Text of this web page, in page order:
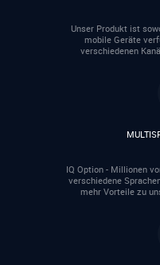
Unser Produkt ist
mobile Geräte
verschiedenen
IQ Option - Millionen
verschiedene
mehr Vorteile zu